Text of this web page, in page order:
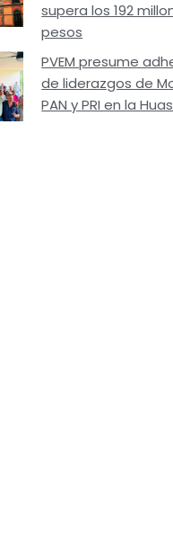
supera los 192
pesos
PVEM presume
de liderazgos de
PAN y PRI en la